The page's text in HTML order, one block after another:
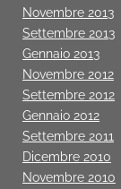
Novembre 2013
Settembre 2013
Gennaio 2013
Novembre 2012
Settembre 2012
Gennaio 2012
Settembre 2011
Dicembre 2010
Novembre 2010